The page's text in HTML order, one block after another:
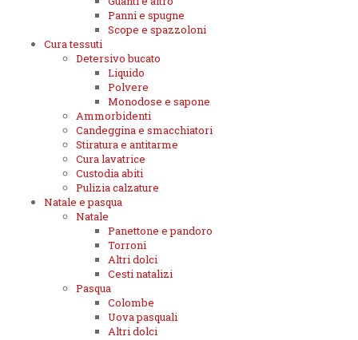
Panni e spugne
Scope e spazzoloni
Cura tessuti
Detersivo bucato
Liquido
Polvere
Monodose e sapone
Ammorbidenti
Candeggina e smacchiatori
Stiratura e antitarme
Cura lavatrice
Custodia abiti
Pulizia calzature
Natale e pasqua
Natale
Panettone e pandoro
Torroni
Altri dolci
Cesti natalizi
Pasqua
Colombe
Uova pasquali
Altri dolci